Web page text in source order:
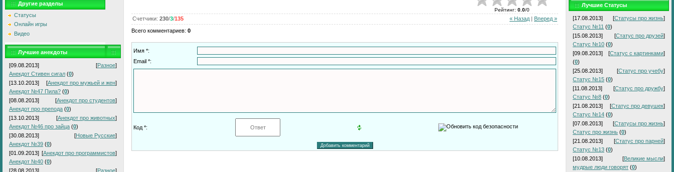
Другие разделы
Статусы
Онлайн игры
Видео
Лучшие анекдоты
[09.08.2013] [Разное]
Анекдот Стивен сигал (0)
[13.10.2013]
[Анекдот про мужьей и жен]
Анекдот №47 Пила? (0)
[08.08.2013]
[Анекдот про студентов]
Анекдот про препода (0)
[13.10.2013]
[Анекдот про животных]
Анекдот №46 про зайца (0)
[30.08.2013]
[Новые Русские]
Анекдот №39 (0)
[01.09.2013] [Анекдот про программистов]
Анекдот №40 (0)
[28.08.2013]
[Разное]
Рейтинг: 0.0/0
« Назад Вперед »
Счетчики: 230/3/135
Всего комментариев: 0
Имя *:
Email *:
Код *:
Лучшие Статусы
[17.08.2013] [Статусы про жизнь]
Статус №11 (0)
[15.08.2013]
[Статус про друзей]
Статус №10 (0)
[09.08.2013]
[Статус с картинками]
(0)
[25.08.2013]
[Статус про учебу]
Статус №15 (0)
[11.08.2013]
[Статус про дружбу]
Статус №8 (0)
[21.08.2013]
[Статус про девушек]
Статус №14 (0)
[07.08.2013]
[Статусы про жизнь]
Статус про жизнь (0)
[21.08.2013]
[Статус про парней]
Статус №13 (0)
[10.08.2013]
[Великие мысли]
мудрые люди говорят (0)